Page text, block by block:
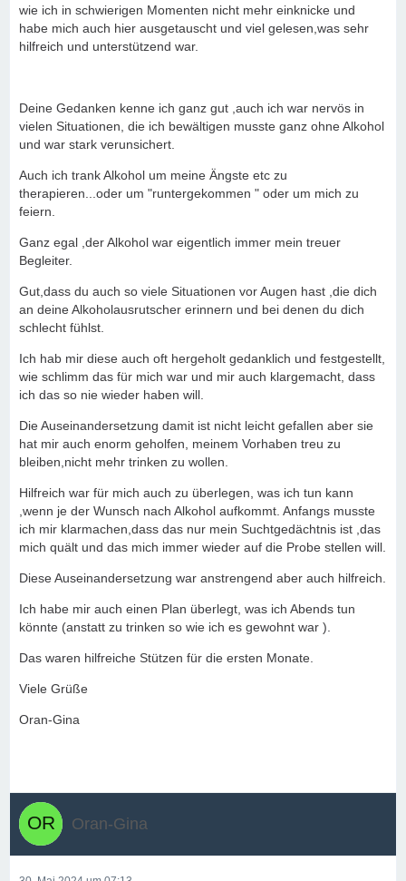
wie ich in schwierigen Momenten nicht mehr einknicke und
habe mich auch hier ausgetauscht und viel gelesen,was sehr
hilfreich und unterstützend war.
Deine Gedanken kenne ich ganz gut ,auch ich war nervös in
vielen Situationen, die ich bewältigen musste ganz ohne Alkohol
und war stark verunsichert.
Auch ich trank Alkohol um meine Ängste etc zu
therapieren...oder um "runtergekommen " oder um mich zu
feiern.
Ganz egal ,der Alkohol war eigentlich immer mein treuer
Begleiter.
Gut,dass du auch so viele Situationen vor Augen hast ,die dich
an deine Alkoholausrutscher erinnern und bei denen du dich
schlecht fühlst.
Ich hab mir diese auch oft hergeholt gedanklich und festgestellt,
wie schlimm das für mich war und mir auch klargemacht, dass
ich das so nie wieder haben will.
Die Auseinandersetzung damit ist nicht leicht gefallen aber sie
hat mir auch enorm geholfen, meinem Vorhaben treu zu
bleiben,nicht mehr trinken zu wollen.
Hilfreich war für mich auch zu überlegen, was ich tun kann
,wenn je der Wunsch nach Alkohol aufkommt. Anfangs musste
ich mir klarmachen,dass das nur mein Suchtgedächtnis ist ,das
mich quält und das mich immer wieder auf die Probe stellen will.
Diese Auseinandersetzung war anstrengend aber auch hilfreich.
Ich habe mir auch einen Plan überlegt, was ich Abends tun
könnte (anstatt zu trinken so wie ich es gewohnt war ).
Das waren hilfreiche Stützen für die ersten Monate.
Viele Grüße
Oran-Gina
Oran-Gina